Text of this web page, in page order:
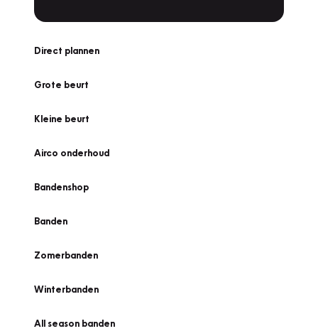
Direct plannen
Grote beurt
Kleine beurt
Airco onderhoud
Bandenshop
Banden
Zomerbanden
Winterbanden
All season banden